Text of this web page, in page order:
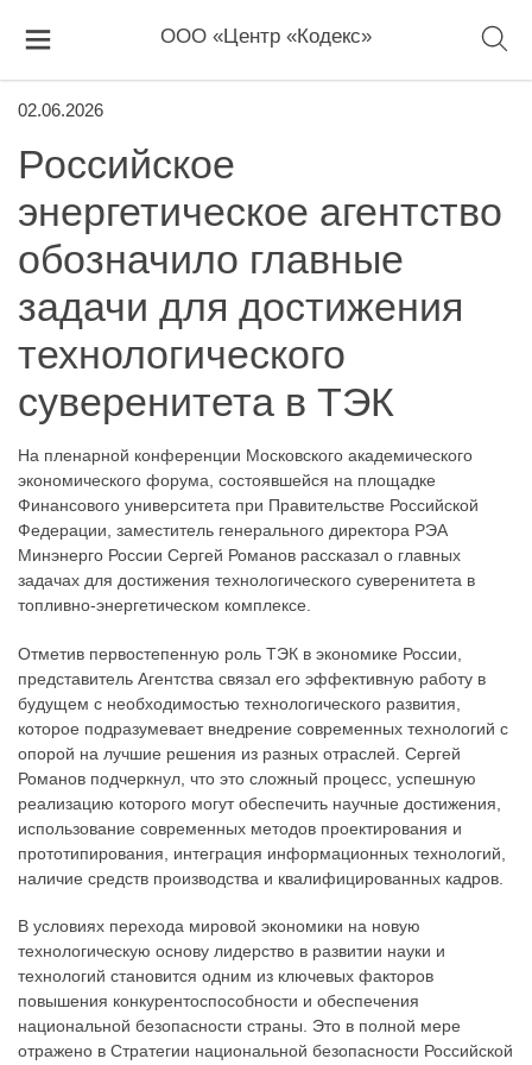
ООО «Центр «Кодекс»
02.06.2026
Российское
энергетическое агентство
обозначило главные
задачи для достижения
технологического
суверенитета в ТЭК
На пленарной конференции Московского академического
экономического форума, состоявшейся на площадке
Финансового университета при Правительстве Российской
Федерации, заместитель генерального директора РЭА
Минэнерго России Сергей Романов рассказал о главных
задачах для достижения технологического суверенитета в
топливно-энергетическом комплексе.
Отметив первостепенную роль ТЭК в экономике России,
представитель Агентства связал его эффективную работу в
будущем с необходимостью технологического развития,
которое подразумевает внедрение современных технологий с
опорой на лучшие решения из разных отраслей. Сергей
Романов подчеркнул, что это сложный процесс, успешную
реализацию которого могут обеспечить научные достижения,
использование современных методов проектирования и
прототипирования, интеграция информационных технологий,
наличие средств производства и квалифицированных кадров.
В условиях перехода мировой экономики на новую
технологическую основу лидерство в развитии науки и
технологий становится одним из ключевых факторов
повышения конкурентоспособности и обеспечения
национальной безопасности страны. Это в полной мере
отражено в Стратегии национальной безопасности Российской